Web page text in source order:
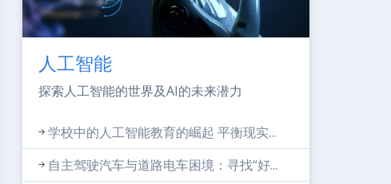
人工智能
探索人工智能的世界及AI的未来潜力
学校中的人工智能教育的崛起 平衡现实...
自主驾驶汽车与道路电车困境：寻找“好...